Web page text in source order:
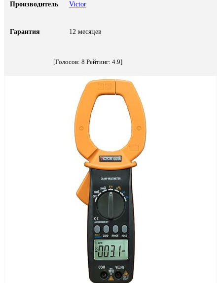
Производитель Victor
Гарантия 12 месяцев
[Голосов: 8 Рейтинг: 4.9]